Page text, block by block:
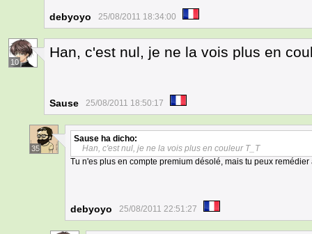
debyoyo 25/08/2011 18:34:00
10
Han, c'est nul, je ne la vois plus en
Sause 25/08/2011 18:50:17
35
Sause ha dicho:
Han, c'est nul, je ne la vois plus en couleur T_T
Tu n'es plus en compte premium désolé, mais tu peux remédier
debyoyo 25/08/2011 22:51:27